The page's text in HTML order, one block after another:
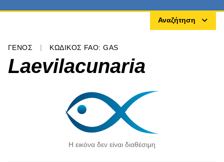
Αναζήτηση
ΓΈΝΟΣ ΚΩΔΙΚΌΣ FAO: GAS
Laevilacunaria
Η εικόνα δεν είναι διαθέσιμη